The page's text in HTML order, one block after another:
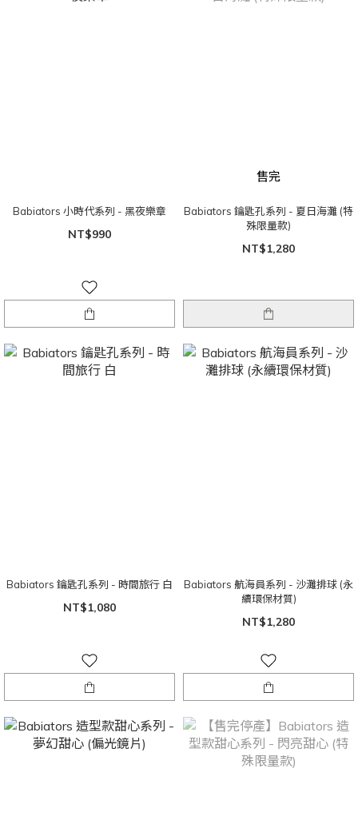
Babiators 小時代系列 - 黑夜樂章
NT$990
售完
Babiators 鑰匙孔系列 - 夏日海灘 (特
殊限量款)
NT$1,280
Babiators 鑰匙孔系列 - 時間旅行 白
NT$1,080
Babiators 航海員系列 - 沙灘排球 (永
續環保材質)
NT$1,280